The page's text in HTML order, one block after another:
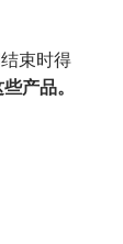
束时得
产品。